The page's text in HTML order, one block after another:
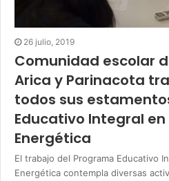
26 julio, 2019
Comunidad escolar
Arica y Parinacota
todos sus
Educativo Integral en
Energética
El trabajo del Programa Educativo
Energética contempla diversas